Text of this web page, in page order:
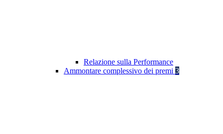
Relazione sulla Performance
Ammontare complessivo dei premi 3